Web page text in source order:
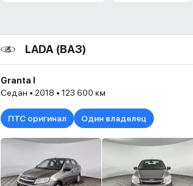
LADA (ВАЗ)
Granta I
Седан • 2018 • 123 600 км
ПТС оригинал Один владелец